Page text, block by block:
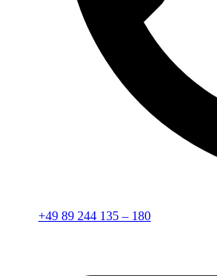
+49 89 244 135 – 180